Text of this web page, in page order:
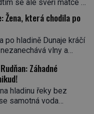
a také
past na lidi
kriminalistiky.
Mudgett (1861–1896)
se ale svěří matce s
Ve škole, kterou dobře
budovu ani
nich se před ní tyčí
několik hodin později je
Zahlédla vlastní
1966 se velšská
[…]
Žena, která chodila po
po hladině Dunaje kráčí
vlny a
Muž, který ji z
údajně poznává, jenže
v tu chvíli mrtvá celé
Kisiljevo v
Záhadné
hladinu řeky bez
samotná voda